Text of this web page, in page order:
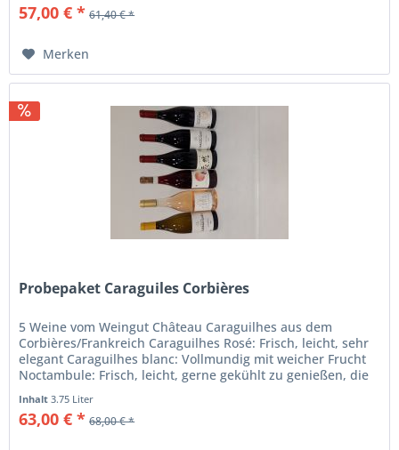
57,00 € * 61,40 € *
Merken
Probepaket Caraguiles Corbières
5 Weine vom Weingut Château Caraguilhes aus dem
Corbières/Frankreich Caraguilhes Rosé: Frisch, leicht, sehr
elegant Caraguilhes blanc: Vollmundig mit weicher Frucht
Noctambule: Frisch, leicht, gerne gekühlt zu genießen, die
Inhalt3.75 Liter
63,00 € * 68,00 € *